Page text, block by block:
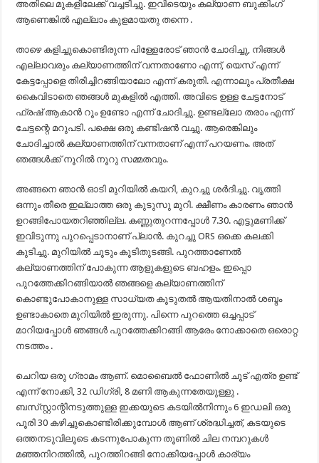
അതിലെ മുകളിലേക്ക് വച്ചടിച്ചു. ഇവിടെയും കല്യാണ ബുക്കിംഗ്
ആണെങ്കിൽ എല്ലാം കുളമായതു തന്നെ .
താഴെ കളിച്ചുകൊണ്ടിരുന്ന പിള്ളേരോട് ഞാൻ ചോദിച്ചു, നിങ്ങൾ
എല്ലാവരും കല്യാണത്തിന് വന്നതാണോ എന്ന്, യെസ് എന്ന്
കേട്ടപ്പോളെ തിരിച്ചിറങ്ങിയാലോ എന്ന് കരുതി. എന്നാലും പ്രതീക്ഷ
കൈവിടാതെ ഞങ്ങൾ മുകളിൽ എത്തി. അവിടെ ഉള്ള ചേട്ടനോട്
ഫ്രഷ് ആകാൻ റൂം ഉണ്ടോ എന്ന് ചോദിച്ചു. ഉണ്ടല്ലോ തരാം എന്ന്
ചേട്ടന്റെ മറുപടി. പക്ഷെ ഒരു കണ്ടിഷൻ വച്ചു. ആരെങ്കിലും
ചോദിച്ചാൽ കല്യാണത്തിന് വന്നതാണ് എന്ന് പറയണം. അത്
ഞങ്ങൾക്ക് നൂറിൽ നൂറു സമ്മതവും.
അങ്ങനെ ഞാൻ ഓടി മുറിയിൽ കയറി, കുറച്ചു ശർദിച്ചു. വൃത്തി
ഒന്നും തീരെ ഇല്ലാത്ത ഒരു കുടുസു മുറി. ക്ഷീണം കാരണം ഞാൻ
ഉറങ്ങിപോയതറിഞ്ഞില്ല. കണ്ണുതുറന്നപ്പോൾ 7.30. എട്ടുമണിക്ക്
ഇവിടുന്നു പുറപ്പെടാനാണ് പ്ലാൻ. കുറച്ചു ORS ഒക്കെ കലക്കി
കുടിച്ചു. മുറിയിൽ ചൂടും കൂടിതുടങ്ങി. പുറത്താണേൽ
കല്യാണത്തിന് പോകുന്ന ആളുകളുടെ ബഹളം. ഇപ്പൊ
പുറത്തേക്കിറങ്ങിയാൽ ഞങ്ങളെ കല്യാണത്തിന്
കൊണ്ടുപോകാനുള്ള സാധ്യത കൂടുതൽ ആയതിനാൽ ശബ്ദം
ഉണ്ടാകാതെ മുറിയിൽ ഇരുന്നു. പിന്നെ പുറത്തെ ഒച്ചപ്പാട്
മാറിയപ്പോൾ ഞങ്ങൾ പുറത്തേക്കിറങ്ങി ആരേം നോക്കാതെ ഒരൊറ്റ
നടത്തം .
ചെറിയ ഒരു ഗ്രാമം ആണ്. മൊബൈൽ ഫോണിൽ ചൂട് എത്ര ഉണ്ട്
എന്ന് നോക്കി, 32 ഡിഗ്രി, 8 മണി ആകുന്നതേയുള്ളു .
ബസ്‌സ്റ്റാന്റിനടുത്തുള്ള ഇക്കയുടെ കടയിൽനിന്നും 6 ഇഡലി ഒരു
പൂരി 30 കഴിച്ചുകൊണ്ടിരിക്കുമ്പോൾ ആണ് ശ്രദ്ധിച്ചത്, കടയുടെ
ഒത്തനടുവിലൂടെ കടന്നുപോകുന്ന തൂണിൽ ചില നമ്പറുകൾ
മഞ്ഞനിറത്തിൽ, പുറത്തിറങ്ങി നോക്കിയപ്പോൾ കാര്യം